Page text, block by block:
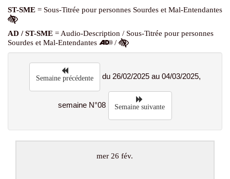
ST-SME = Sous-Titrée pour personnes Sourdes et Mal-Entendantes
AD / ST-SME = Audio-Description / Sous-Titrée pour personnes
Sourdes et Mal-Entendantes
/
Semaine précédente du 26/02/2025 au 04/03/2025,
semaine N°08 Semaine suivante
mer 26 fév.